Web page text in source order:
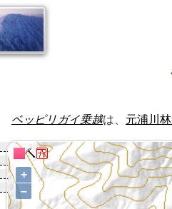
ベッピリガイ乗越は、 元浦川